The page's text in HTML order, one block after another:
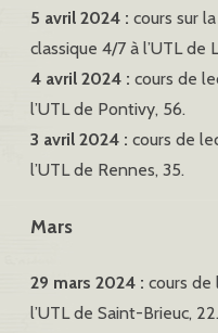
5 avril 2024 : cours sur
classique 4/7 à l’UTL de
4 avril 2024 : cours de
l’UTL de Pontivy, 56.
3 avril 2024 : cours de
l’UTL de Rennes, 35.
Mars
29 mars 2024 : cours de
l’UTL de Saint-Brieuc, 22.